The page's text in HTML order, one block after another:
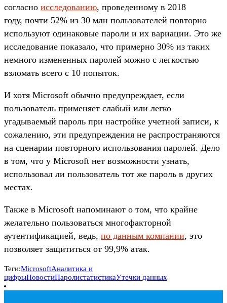
согласно исследованию, проведенному в 2018
году, почти 52% из 30 млн пользователей повторно
используют одинаковые пароли и их вариации. Это же
исследование показало, что примерно 30% из таких
немного измененных паролей можно с легкостью
взломать всего с 10 попыток.
И хотя Microsoft обычно предупреждает, если
пользователь применяет слабый или легко
угадываемый пароль при настройке учетной записи, к
сожалению, эти предупреждения не распространяются
на сценарии повторного использования паролей. Дело
в том, что у Microsoft нет возможности узнать,
использовал ли пользователь тот же пароль в других
местах.
Также в Microsoft напоминают о том, что крайне
желательно пользоваться многофакторной
аутентификацией, ведь, по данным компании, это
позволяет защититься от 99,9% атак.
Теги:MicrosoftАналитика и
цифрыНовостиПаролистатистикаУтечки данных